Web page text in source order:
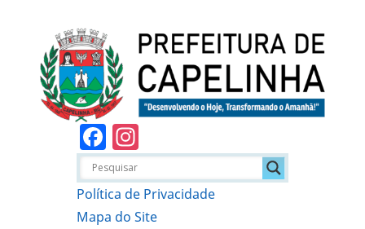
Facebook
Política de Privacidade
Mapa do Site